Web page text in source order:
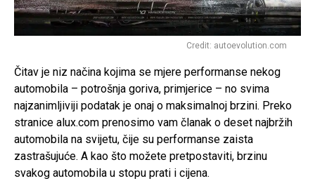
Credit: autoevolution.com
Čitav je niz načina kojima se mjere performanse nekog
automobila – potrošnja goriva, primjerice – no svima
najzanimljiviji podatak je onaj o maksimalnoj brzini. Preko
stranice alux.com prenosimo vam članak o deset najbržih
automobila na svijetu, čije su performanse zaista
zastrašujuće. A kao što možete pretpostaviti, brzinu
svakog automobila u stopu prati i cijena.